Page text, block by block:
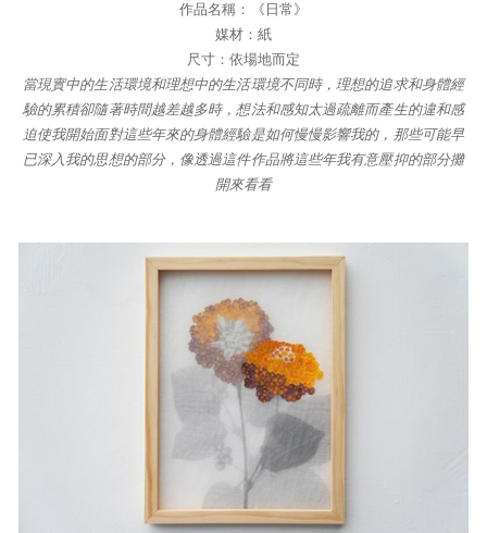
作品名稱：《日常》
媒材：紙
尺寸：依場地而定
當現實中的生活環境和理想中的生活環境不同時，理想的追求和身體經
驗的累積卻隨著時間越差越多時，想法和感知太過疏離而產生的違和感
迫使我開始面對這些年來的身體經驗是如何慢慢影響我的，那些可能早
已深入我的思想的部分，像透過這件作品將這些年我有意壓抑的部分攤
開來看看